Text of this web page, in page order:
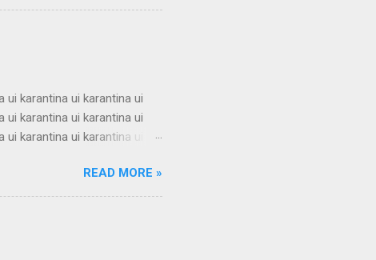
ui supercamp ui
ui supercamp ui
ui supercamp ui
ui superc...
ui karantina ui karantina ui
ui karantina ui karantina ui
karantina ui karantina ui
ui karantina ui karantina ui
ui karantina ui karantina ui
karantina ui karantina ui
READ MORE »